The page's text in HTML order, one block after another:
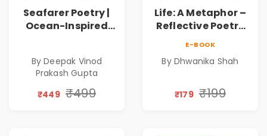
Seafarer Poetry |
Ocean-Inspired
By Deepak Vinod
Prakash Gupta
₹449 ₹499
Life: A Metaphor –
Reflective Poetry
Silence & Self-
Journey Through
E-BOOK
By Dhwanika Shah
₹179 ₹199